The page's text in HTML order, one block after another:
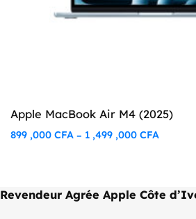
Apple MacBook Air M4 (2025)
899 ,000 CFA – 1 ,499 ,000 CFA
Plage
899
Revendeur Agrée Apple Côte